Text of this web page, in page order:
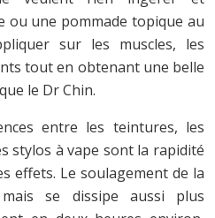
ou une pommade topique au
sur les muscles, les
tout en obtenant une belle
le Dr Chin.
entre les teintures, les
stylos à vape sont la rapidité
effets. Le soulagement de la
se dissipe aussi plus